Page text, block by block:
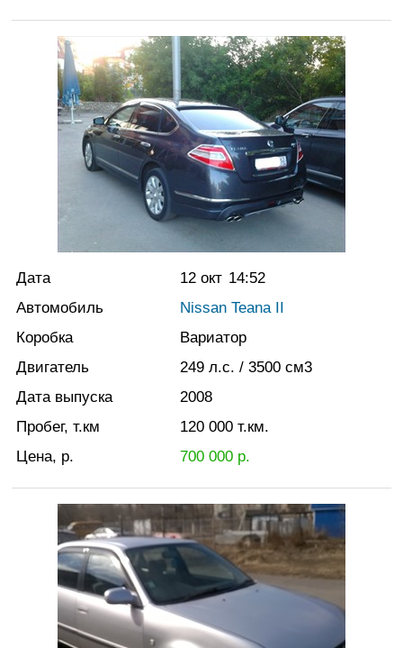
Дата 12 окт 14:52
Автомобиль
Nissan Teana II
Коробка
Вариатор
Двигатель
249 л.с. / 3500 см3
Дата выпуска
2008
Пробег, т.км
120 000 т.км.
Цена, р.
700 000р.